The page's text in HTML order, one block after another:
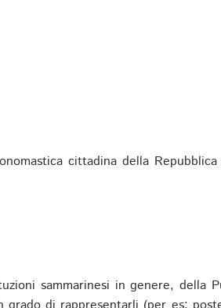
cittadina della Repubblica
sammarinesi in genere, della